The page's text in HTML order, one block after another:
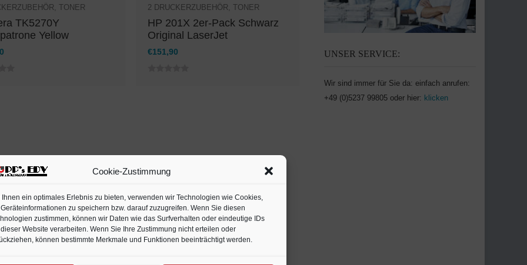
Cookie-Zustimmung
Ihnen ein optimales Erlebnis zu bieten, verwenden wir Technologien wie Cookies,
zu speichern bzw. darauf zuzugreifen. Wenn Sie diesen
zustimmen, können wir Daten wie das Surfverhalten oder eindeutige IDs
Website verarbeiten. Wenn Sie Ihre Zustimmung nicht erteilen oder
können bestimmte Merkmale und Funktionen beeinträchtigt werden.
, TONER
TK5270Y
Yellow
2 DRUCKERZUBEHÖR, TONER
HP 201X 2er-Pack Schwarz
Original LaserJet
€151,90 UNSER SERVICE:
Wir sind immer für Sie da: einfach anrufen:
+49 (0)5237 99805 oder hier: klicken